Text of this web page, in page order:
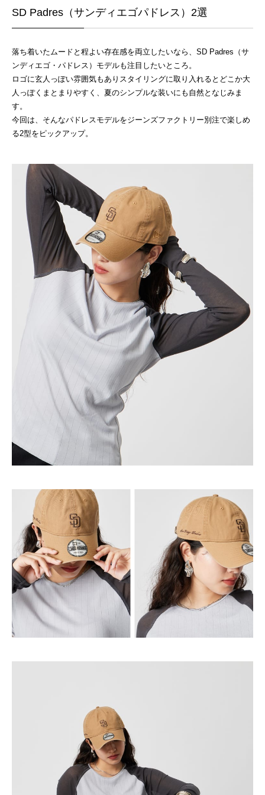
SD Padres（サンディエゴパドレス）2選
落ち着いたムードと程よい存在感を両立したいなら、SD Padres（サ
ンディエゴ・パドレス）モデルも注目したいところ。
ロゴに玄人っぽい雰囲気もありスタイリングに取り入れるとどこか大
人っぽくまとまりやすく、夏のシンプルな装いにも自然となじみま
す。
今回は、そんなパドレスモデルをジーンズファクトリー別注で楽しめ
る2型をピックアップ。